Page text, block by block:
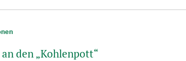
den „Kohlenpott“